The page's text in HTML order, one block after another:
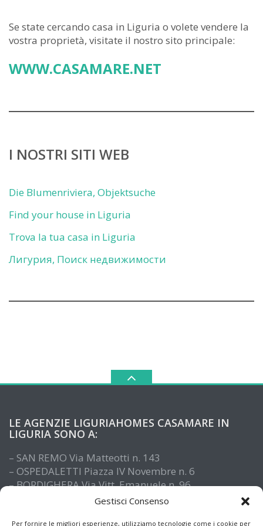
Gestisci Consenso
Per fornire le migliori esperienze, utilizziamo tecnologie come i cookie per
Se state cercando casa in Liguria o volete vendere la
vostra proprietà, visitate il nostro sito principale:
WWW.CASAMARE.NET
I NOSTRI SITI WEB
Die Blumenriviera, Objektsuche
Find your house in Liguria
Trova la tua casa in Liguria
Лигурия, Поиск недвижимости
LE AGENZIE LIGURIAHOMES CASAMARE IN
LIGURIA SONO A:
– SAN REMO Via Matteotti n. 143
– OSPEDALETTI Piazza IV Novembre n. 6
– BORDIGHERA Via Vitt. Emanuele n. 96
– IMPERIA Piazza De Amicis n. 15